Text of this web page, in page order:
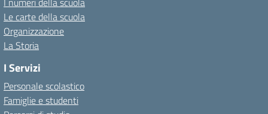
Le carte della scuola
Organizzazione
La Storia
I Servizi
Personale scolastico
Famiglie e studenti